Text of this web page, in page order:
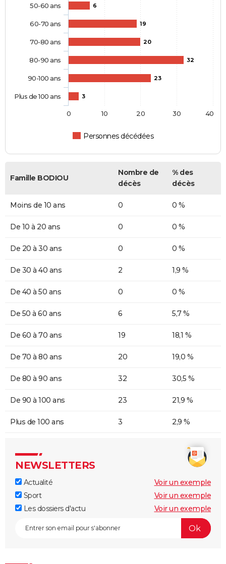
6
19
20
32
23
3
Personnes décédées
50-60 ans
60-70 ans
70-80 ans
80-90 ans
90-100 ans
Plus de 100 ans
0 10 20 30 40
Famille BODIOU
Nombre de
décès
% des
décès
Moins de 10 ans 0 0 %
De 10 à 20 ans 0 0 %
De 20 à 30 ans 0 0 %
De 30 à 40 ans 2 1,9 %
De 40 à 50 ans 0 0 %
De 50 à 60 ans 6 5,7 %
De 60 à 70 ans 19 18,1 %
De 70 à 80 ans 20 19,0 %
De 80 à 90 ans 32 30,5 %
De 90 à 100 ans 23 21,9 %
Plus de 100 ans 3 2,9 %
NEWSLETTERS
Actualité
Voir un exemple
Sport
Voir un exemple
Les dossiers d'actu
Voir un exemple